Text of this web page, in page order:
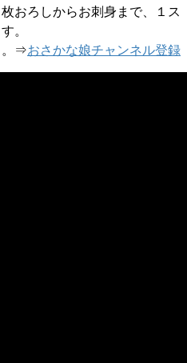
おろしからお刺身まで、１ス
。
。⇒おさかな娘チャンネル登録